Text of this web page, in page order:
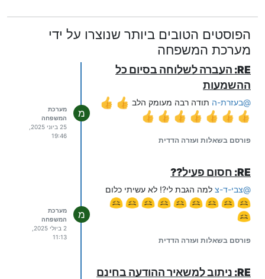
הפוסטים הטובים ביותר שנוצרו על ידי
מערכת המשפחה
RE: העברה לשלוחה בסיום כל
ההשמעות
@בעזרת-ה תודה רבה מעומק הלב
פורסם בשאלות ועזרה הדדית
מ
מערכת
המשפחה
25 ביוני 2025,
19:46
RE: חסום פעיל??
@צבי-ד-צ למה הגבת לי?! לא עשיתי כלום
פורסם בשאלות ועזרה הדדית
מ
מערכת
המשפחה
11:13
RE: ניתוב למשאיר ההודעה בחינם